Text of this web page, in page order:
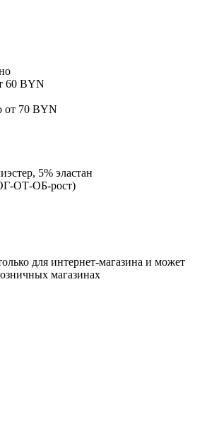
60 BYN
от 70 BYN
5% эластан
ОТ-ОБ-рост)
для интернет-магазина и может
магазинах